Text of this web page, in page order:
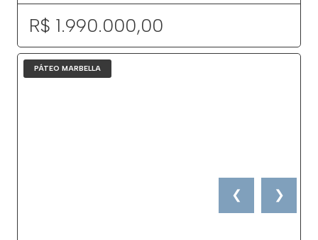
R$ 1.990.000,00
❮ ❯
PÁTEO MARBELLA